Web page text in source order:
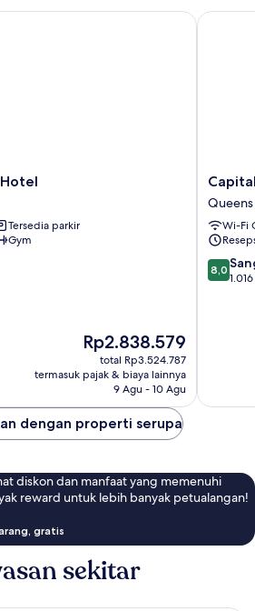
Tersedia parkir
Gym
Harga
sekarang
Rp2.838.579
Rp2.838.579
total Rp3.524.787
termasuk pajak & biaya lainnya
9 Agu - 10 Agu
Capital
Hotel
Queens
Queens
Wi-Fi
8.0
dari
8,0
Capital
dengan properti serupa
diskon dan manfaat yang memenuhi
reward untuk lebih banyak petualangan!
gratis
sekitar